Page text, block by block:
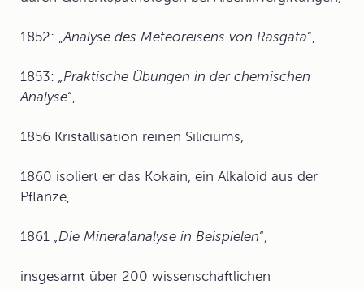
1852: „Analyse des Meteoreisens von Rasgata“,
1853: „Praktische Übungen in der chemischen
Analyse“,
1856 Kristallisation reinen Siliciums,
1860 isoliert er das Kokain, ein Alkaloid aus der
Pflanze,
1861 „Die Mineralanalyse in Beispielen“,
insgesamt über 200 wissenschaftlichen